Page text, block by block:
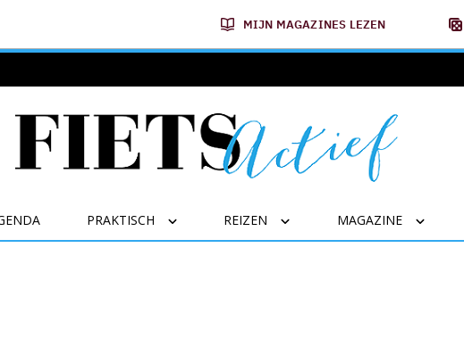
MIJN MAGAZINES LEZEN
PRAKTISCH REIZEN MAGAZINE